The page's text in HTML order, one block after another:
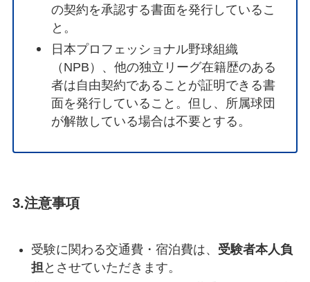
の契約を承認する書面を発行しているこ
と。
日本プロフェッショナル野球組織
（NPB）、他の独立リーグ在籍歴のある
者は自由契約であることが証明できる書
面を発行していること。但し、所属球団
が解散している場合は不要とする。
3.注意事項
受験に関わる交通費・宿泊費は、 受験者本人負
担 とさせていただきます。